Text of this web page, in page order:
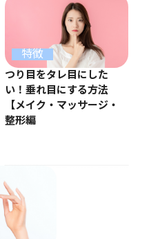
特徴
つり目をタレ目にした
い！垂れ目にする方法
【メイク・マッサージ・
整形編